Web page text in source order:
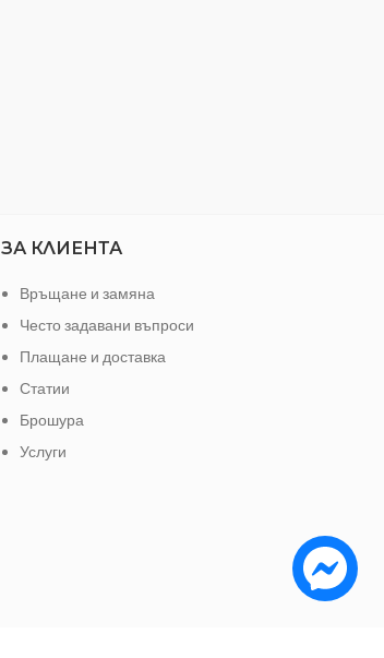
ЗА КЛИЕНТА
Връщане и замяна
Често задавани въпроси
Плащане и доставка
Статии
Брошура
Услуги